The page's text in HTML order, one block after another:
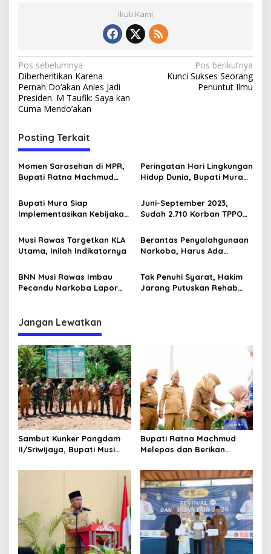
Ikuti Kami
N
a
v
i
g
a
s
i
p
o
s
Pos sebelumnya
Diberhentikan Karena
Pernah Do’akan Anies Jadi
Presiden. M Taufik: Saya kan
Cuma Mendo’akan
Pos berikutnya
Kunci Sukses Seorang
Penuntut Ilmu
Posting Terkait
Momen Sarasehan di MPR,
Bupati Ratna Machmud
Konkret Atasi Masalah
Geopolitik Global
Peringatan Hari Lingkungan
Hidup Dunia, Bupati Mura
Pelangi
Bupati Mura Siap
Implementasikan Kebijakan
Juni-September 2023,
Sudah 2.710 Korban TPPO
Musi Rawas Targetkan KLA
Utama, Inilah Indikatornya
Berantas Penyalahgunaan
Narkoba, Harus Ada
Baik
BNN Musi Rawas Imbau
Pecandu Narkoba Lapor
Tak Penuhi Syarat, Hakim
Jarang Putuskan Rehab
Jangan Lewatkan
Sambut Kunker Pangdam
II/Sriwijaya, Bupati Musi
Pembangunan Yonif
Bupati Ratna Machmud
Melepas dan Berikan
ASN Purna Tugas Pemkab
Musi Rawas